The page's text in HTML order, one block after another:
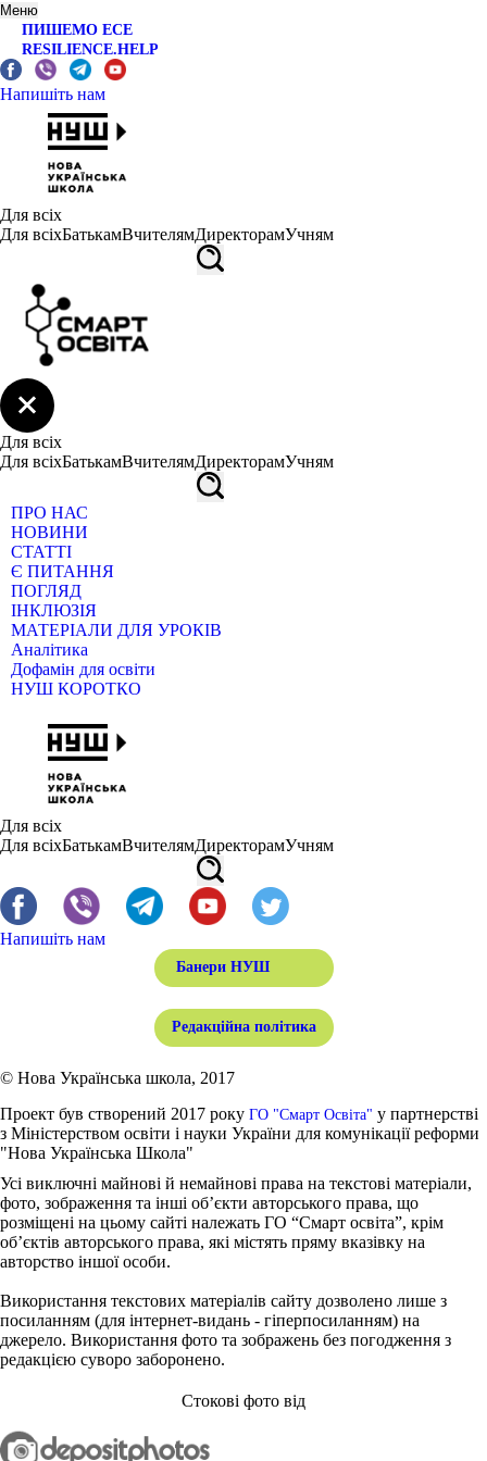
Меню
ПИШЕМО ЕСЕ
RESILIENCE.HELP
Напишіть нам
Для всіх
Для всіхБатькамВчителямДиректорамУчням
Для всіх
Для всіхБатькамВчителямДиректорамУчням
ПРО НАС
НОВИНИ
СТАТТІ
Є ПИТАННЯ
ПОГЛЯД
ІНКЛЮЗІЯ
МАТЕРІАЛИ ДЛЯ УРОКІВ
Аналітика
Дофамін для освіти
НУШ КОРОТКО
Для всіх
Для всіхБатькамВчителямДиректорамУчням
Напишіть нам
Банери НУШ
Редакційна політика
© Нова Українська школа, 2017
Проект був створений 2017 року ГО "Смарт Освіта" у партнерстві
з Міністерством освіти і науки України для комунікації реформи
"Нова Українська Школа"
Усі виключні майнові й немайнові права на текстові матеріали,
фото, зображення та інші об’єкти авторського права, що
розміщені на цьому сайті належать ГО “Смарт освіта”, крім
об’єктів авторського права, які містять пряму вказівку на
авторство іншої особи.
Використання текстових матеріалів сайту дозволено лише з
посиланням (для інтернет-видань - гіперпосиланням) на
джерело. Використання фото та зображень без погодження з
редакцією суворо заборонено.
Стокові фото від